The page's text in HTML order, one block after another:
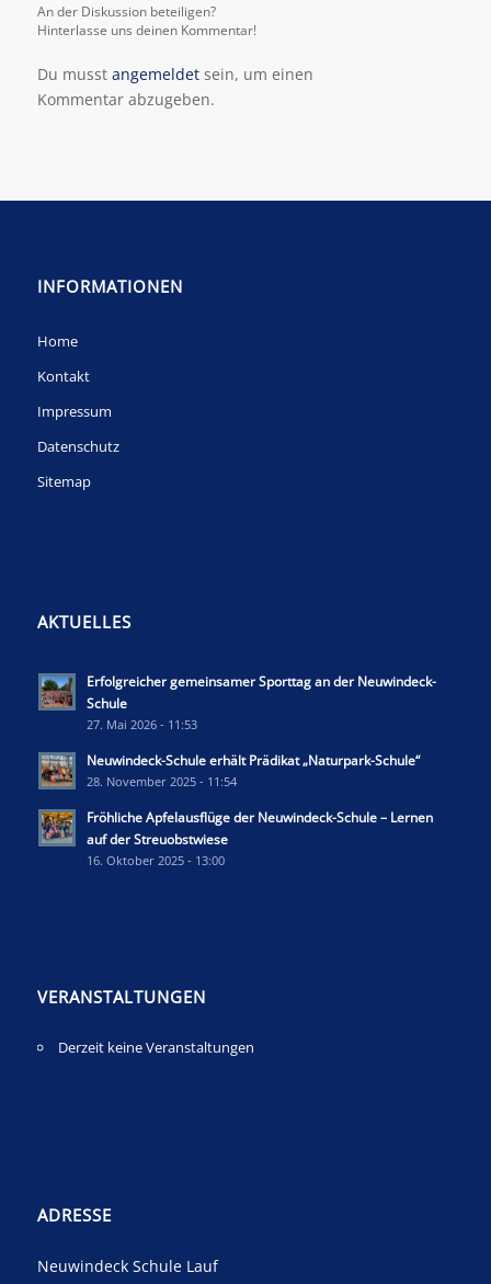
An der Diskussion beteiligen?
Hinterlasse uns deinen Kommentar!
Du musst angemeldetsein, um einen
Kommentar abzugeben.
INFORMATIONEN
Home
Kontakt
Impressum
Datenschutz
Sitemap
AKTUELLES
Erfolgreicher gemeinsamer Sporttag an der Neuwindeck-
Schule
27. Mai 2026 - 11:53
Neuwindeck-Schule erhält Prädikat „Naturpark-Schule“
28. November 2025 - 11:54
Fröhliche Apfelausflüge der Neuwindeck-Schule – Lernen
auf der Streuobstwiese
16. Oktober 2025 - 13:00
VERANSTALTUNGEN
Derzeit keine Veranstaltungen
ADRESSE
Neuwindeck Schule Lauf